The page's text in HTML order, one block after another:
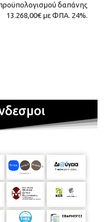
δαπάνης
13.268,00€ με ΦΠΑ. 24%.